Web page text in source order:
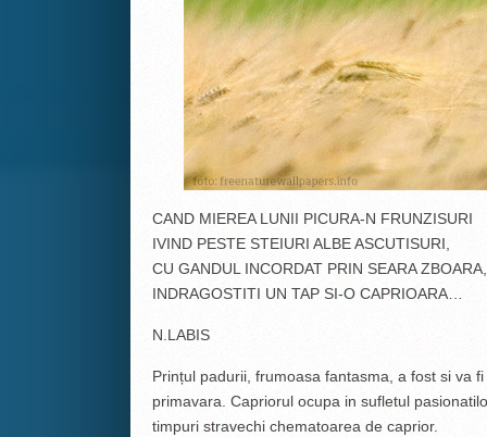
CAND MIEREA LUNII PICURA-N FRUNZISURI
IVIND PESTE STEIURI ALBE ASCUTISURI,
CU GANDUL INCORDAT PRIN SEARA ZBOARA,
INDRAGOSTITI UN TAP SI-O CAPRIOARA…
N.LABIS
Prințul padurii, frumoasa fantasma, a fost si va
primavara. Capriorul ocupa in sufletul
timpuri stravechi chematoarea de caprior.